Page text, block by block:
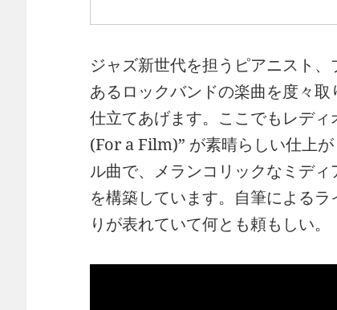
ジャズ新世代を担うピアニスト
あるロックバンドの楽曲を度々
仕立てあげます。ここでもレデ
(For a Film)” が素晴らしい仕上
ル曲で、メランコリックなミデ
を構築しています。自筆による
りが表れていて何とも頼もしい。